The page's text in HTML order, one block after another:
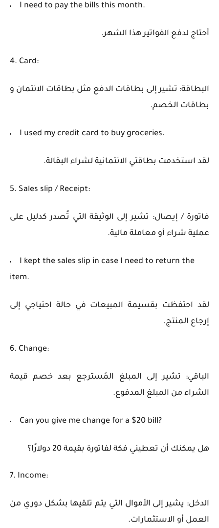
I need to pay the bills this month.
أحتاج لدفع الفواتير هذا الشهر.
4. Card:
البطاقة: تشير إلى بطاقات الدفع مثل بطاقات الائتمان و
بطاقات الخصم.
I used my credit card to buy groceries.
لقد استخدمت بطاقتي الائتمانية لشراء البقالة.
5. Sales slip / Receipt:
فاتورة / إيصال: تشير إلى الوثيقة التي تُصدر كدليل على
عملية شراء أو معاملة مالية.
I kept the sales slip in case I need to return the
item.
لقد احتفظت بقسيمة المبيعات في حالة احتياجي إلى
إرجاع المنتج.
6. Change:
الباقي: تشير إلى المبلغ المُسترجع بعد خصم قيمة
الشراء من المبلغ المدفوع.
Can you give me change for a $20 bill?
هل يمكنك أن تعطيني فكة لفاتورة بقيمة 20 دولارًا؟
7. Income:
الدخل: يشير إلى الأموال التي يتم تلقيها بشكل دوري من
العمل أو الاستثمارات.